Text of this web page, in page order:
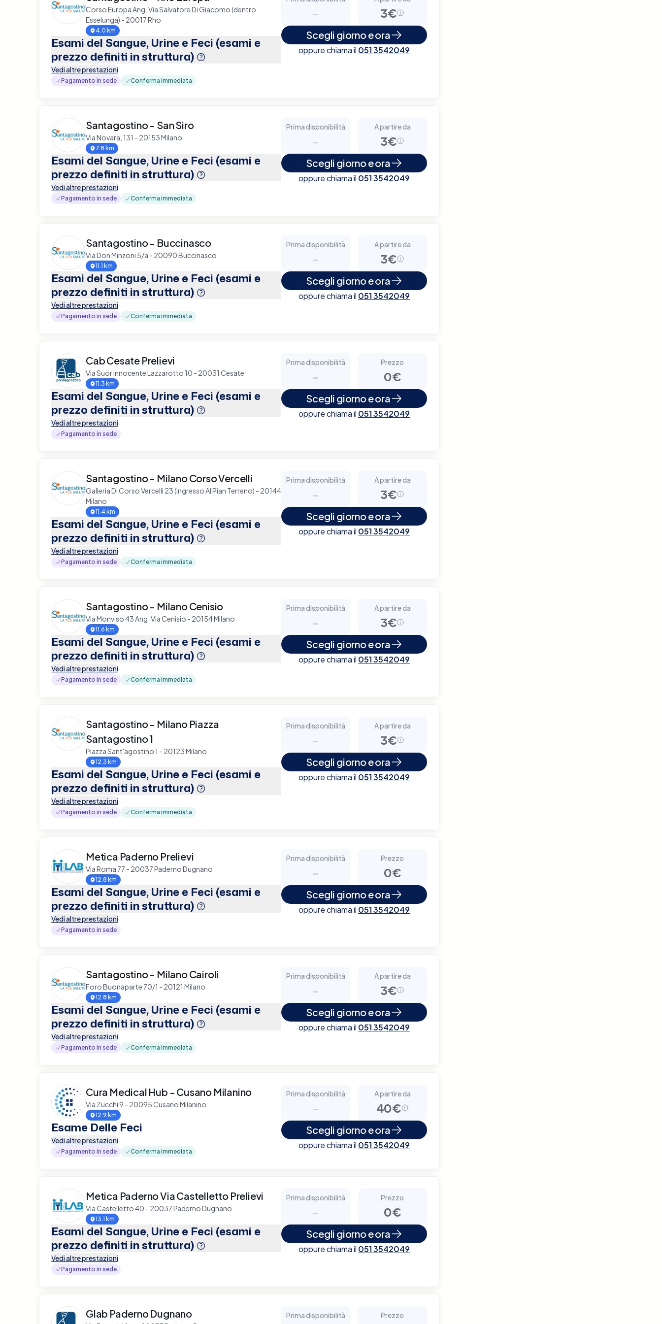
Corso Europa Ang. Via Salvatore Di Giacomo (dentro
Esselunga) - 20017 Rho
4.0 km
Esami del Sangue, Urine e Feci (esami e
prezzo definiti in struttura)
Vedi altre prestazioni
Pagamento in sede Conferma immediata
- 3€
Scegli giorno e ora
oppure chiama il 051 3542049
Santagostino - San Siro
Via Novara, 131 - 20153 Milano
7.8 km
Esami del Sangue, Urine e Feci (esami e
prezzo definiti in struttura)
Vedi altre prestazioni
Pagamento in sede Conferma immediata
Prima disponibilità
-
A partire da
3€
Scegli giorno e ora
oppure chiama il 051 3542049
Santagostino - Buccinasco
Via Don Minzoni 5/a - 20090 Buccinasco
11.1 km
Esami del Sangue, Urine e Feci (esami e
prezzo definiti in struttura)
Vedi altre prestazioni
Pagamento in sede Conferma immediata
Prima disponibilità
-
A partire da
3€
Scegli giorno e ora
oppure chiama il 051 3542049
Cab Cesate Prelievi
Via Suor Innocente Lazzarotto 10 - 20031 Cesate
11.3 km
Esami del Sangue, Urine e Feci (esami e
prezzo definiti in struttura)
Vedi altre prestazioni
Pagamento in sede
Prima disponibilità
-
Prezzo
0€
Scegli giorno e ora
oppure chiama il 051 3542049
Santagostino - Milano Corso Vercelli
Galleria Di Corso Vercelli 23 (ingresso Al Pian Terreno) - 20144
Milano
11.4 km
Esami del Sangue, Urine e Feci (esami e
prezzo definiti in struttura)
Vedi altre prestazioni
Pagamento in sede Conferma immediata
Prima disponibilità
-
A partire da
3€
Scegli giorno e ora
oppure chiama il 051 3542049
Santagostino - Milano Cenisio
Via Monviso 43 Ang. Via Cenisio - 20154 Milano
11.6 km
Esami del Sangue, Urine e Feci (esami e
prezzo definiti in struttura)
Vedi altre prestazioni
Pagamento in sede Conferma immediata
Prima disponibilità
-
A partire da
3€
Scegli giorno e ora
oppure chiama il 051 3542049
Santagostino - Milano Piazza
Santagostino 1
Piazza Sant'agostino 1 - 20123 Milano
12.3 km
Esami del Sangue, Urine e Feci (esami e
prezzo definiti in struttura)
Vedi altre prestazioni
Pagamento in sede Conferma immediata
Prima disponibilità
-
A partire da
3€
Scegli giorno e ora
oppure chiama il 051 3542049
Metica Paderno Prelievi
Via Roma 77 - 20037 Paderno Dugnano
12.8 km
Esami del Sangue, Urine e Feci (esami e
prezzo definiti in struttura)
Vedi altre prestazioni
Pagamento in sede
Prima disponibilità
-
Prezzo
0€
Scegli giorno e ora
oppure chiama il 051 3542049
Santagostino - Milano Cairoli
Foro Buonaparte 70/1 - 20121 Milano
12.8 km
Esami del Sangue, Urine e Feci (esami e
prezzo definiti in struttura)
Vedi altre prestazioni
Pagamento in sede Conferma immediata
Prima disponibilità
-
A partire da
3€
Scegli giorno e ora
oppure chiama il 051 3542049
Cura Medical Hub - Cusano Milanino
Via Zucchi 9 - 20095 Cusano Milanino
12.9 km
Esame Delle Feci
Vedi altre prestazioni
Pagamento in sede Conferma immediata
Prima disponibilità
-
A partire da
40€
Scegli giorno e ora
oppure chiama il 051 3542049
Metica Paderno Via Castelletto Prelievi
Via Castelletto 40 - 20037 Paderno Dugnano
13.1 km
Esami del Sangue, Urine e Feci (esami e
prezzo definiti in struttura)
Vedi altre prestazioni
Pagamento in sede
Prima disponibilità
-
Prezzo
0€
Scegli giorno e ora
oppure chiama il 051 3542049
Glab Paderno Dugnano Prima disponibilità Prezzo